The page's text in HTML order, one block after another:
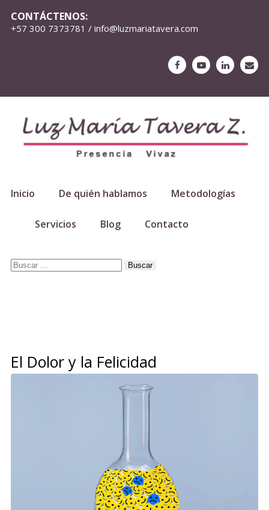
CONTÁCTENOS:
+57 300 7373781 / info@luzmariatavera.com
Inicio De quién hablamos Metodologías
Servicios Blog Contacto
Buscar:
El Dolor y la Felicidad